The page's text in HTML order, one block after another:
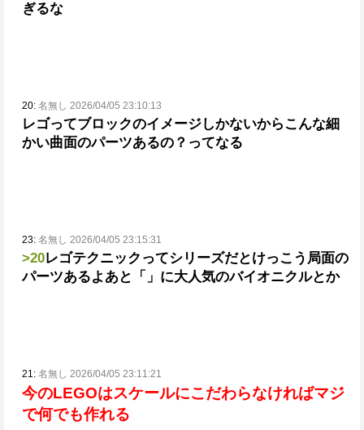
ぎるな
20: 名無し 2026/04/05 23:10:13
レゴってブロックのイメージしかないから こんな細
かい曲面のパーツあるの？ってなる
23: 名無し 2026/04/05 23:15:31
>20レゴテクニックってシリーズだとけっこう局面の
パーツあるよ あと「」に大人気のバイオニクルとか
21: 名無し 2026/04/05 23:11:21
今のLEGOはスケールにこだわらなければマジ
で何でも作れる